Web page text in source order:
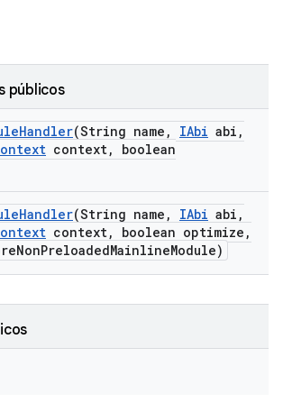
públicos
Handler(String name , IAbi abi ,
context,
boolean
Handler(String name , IAbi abi ,
context, boolean optimize ,
NonPreloadedMainlineModule)